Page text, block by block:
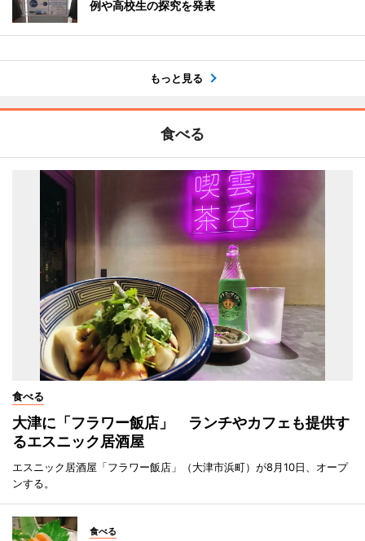
例や高校生の探究を発表
もっと見る
食べる
食べる
大津に「フラワー飯店」 ランチやカフェも提供す
るエスニック居酒屋
エスニック居酒屋「フラワー飯店」（大津市浜町）が8月10日、オープ
ンする。
食べる